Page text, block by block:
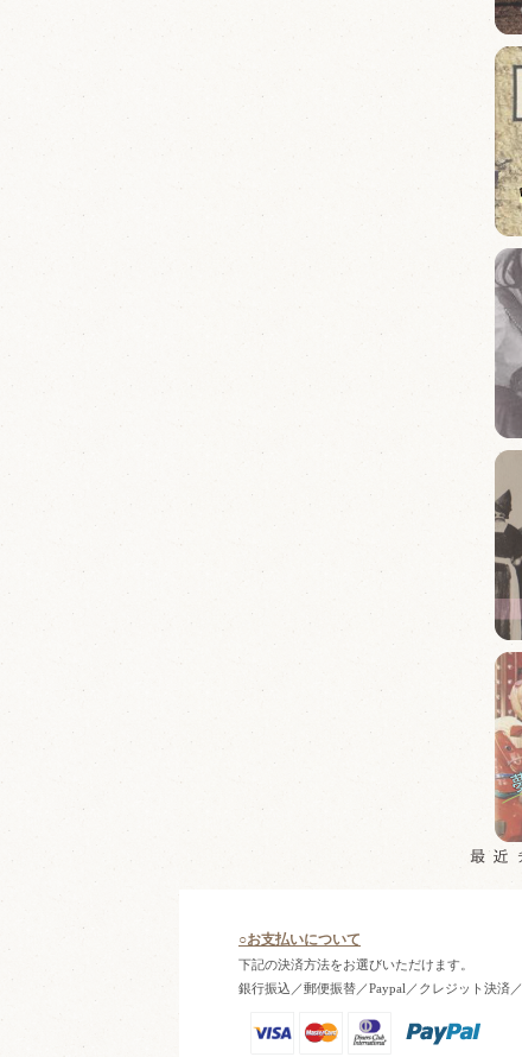
○お支払いについて
下記の決済方法をお選びいただけます。
銀行振込／郵便振替／Paypal／クレジット決済／